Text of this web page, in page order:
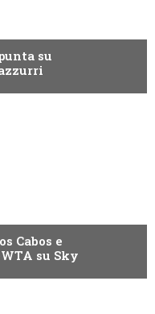
su
Cabos e
su Sky